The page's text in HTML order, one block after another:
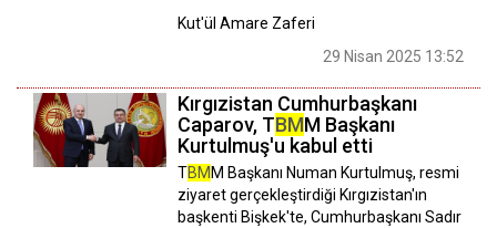
Kut'ül Amare Zaferi
29 Nisan 2025 13:52
Kırgızistan Cumhurbaşkanı
Caparov, TBMM Başkanı
Kurtulmuş'u kabul etti
TBM M Başkanı Numan Kurtulmuş, resmi
ziyaret gerçekleştirdiği Kırgızistan'ın
başkenti Bişkek'te, Cumhurbaşkanı Sadır